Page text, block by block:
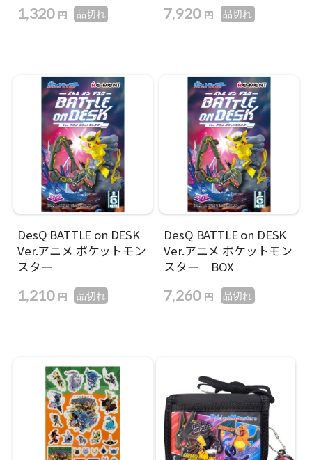
1,320 円 品切れ 7,920 円 品切れ
DesQ BATTLE on DESK
Ver.アニメ ポケットモン
スター
1,210 円 品切れ
DesQ BATTLE on DESK
Ver.アニメ ポケットモン
スター BOX
7,260 円 品切れ